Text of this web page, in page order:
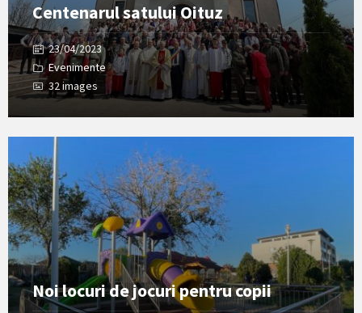
Centenarul satului Oituz
23/04/2023
Evenimente
32 images
Noi locuri de jocuri pentru copii
Gallery